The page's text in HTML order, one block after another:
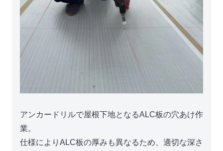
アンカードリルで屋根下地となるALC板の穴あけ作
業。
仕様によりALC板の厚みも異なるため、適切な深さ